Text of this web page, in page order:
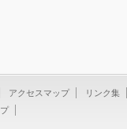
アクセスマップ
リンク集